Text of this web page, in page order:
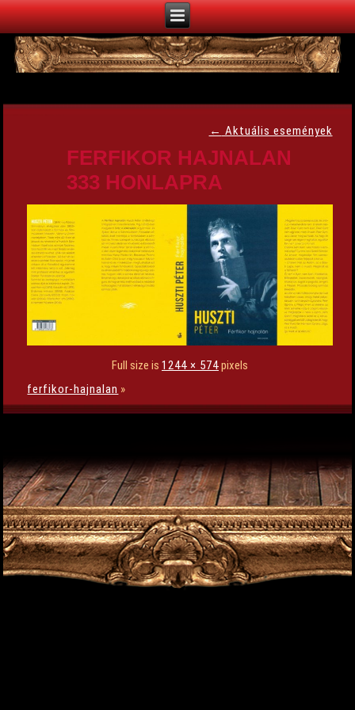
← Aktuális események
FERFIKOR HAJNALAN
333 HONLAPRA
Full size is 1244 × 574pixels
ferfikor-hajnalan »